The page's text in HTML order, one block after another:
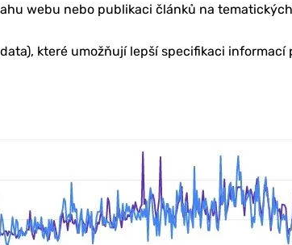
webu nebo publikaci článků na
které umožňují lepší specifikaci